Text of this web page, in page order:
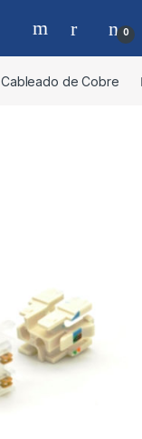
0
Cableado de Cobre